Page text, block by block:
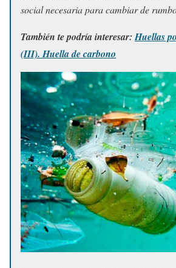
social necesaria para cambiar de
También te podría interesar:Huellas
(III). Huella de carbono